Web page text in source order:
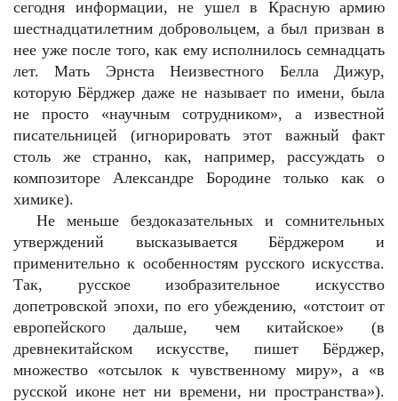
сегодня информации, не ушел в Красную армию
шестнадцатилетним добровольцем, а был призван в
нее уже после того, как ему исполнилось семнадцать
лет. Мать Эрнста Неизвестного Белла Дижур,
которую Бёрджер даже не называет по имени, была
не просто «научным сотрудником», а известной
писательницей (игнорировать этот важный факт
столь же странно, как, например, рассуждать о
композиторе Александре Бородине только как о
химике).
Не меньше бездоказательных и сомнительных
утверждений высказывается Бёрджером и
применительно к особенностям русского искусства.
Так, русское изобразительное искусство
допетровской эпохи, по его убеждению, «отстоит от
европейского дальше, чем китайское» (в
древнекитайском искусстве, пишет Бёрджер,
множество «отсылок к чувственному миру», а «в
русской иконе нет ни времени, ни пространства»).